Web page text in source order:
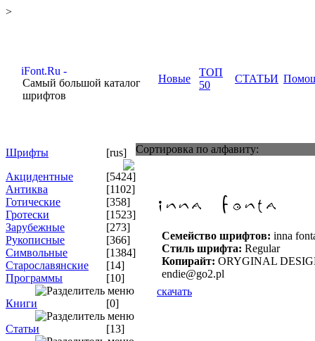
>
Самый большой каталог
шрифтов
Новые
ТОП
50
СТАТЬИ
Шрифты
[rus]
Акцидентные
[5424]
Антиква
[1102]
Готические
[358]
Гротески
[1523]
Зарубежные
[273]
Рукописные
[366]
Символьные
[1384]
Старославянские
[14]
Программы
[10]
Книги [0]
Статьи [13]
Сортировка по алфавиту:
Семейство шрифтов: inna
Стиль шрифта: Regular
Копирайт: ORYGINAL
endie@go2.pl
скачать